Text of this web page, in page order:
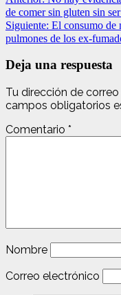
de comer sin gluten sin
Siguiente: El consumo de
pulmones de los ex-
Deja una respuesta
Tu dirección de
campos obligatorios
Comentario *
Nombre
Correo electrónico